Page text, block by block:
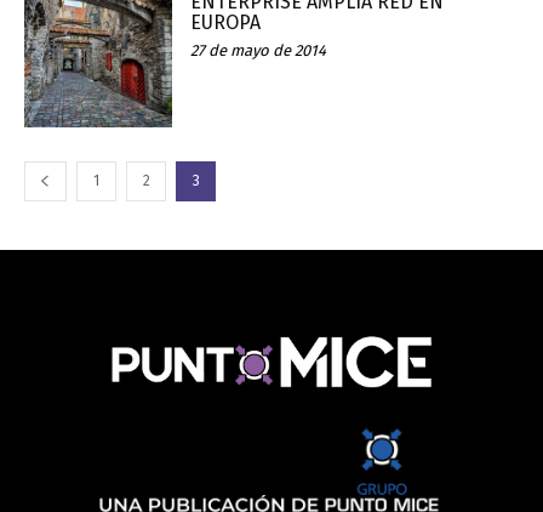
EUROPA
27 de mayo de 2014
1 2 3